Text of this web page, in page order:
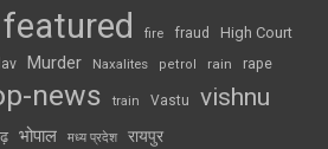
featured fire fraud High Court
Murder Naxalites petrol rain rape
news train Vastu vishnu
भोपाल मध्य प्रदेश रायपुर